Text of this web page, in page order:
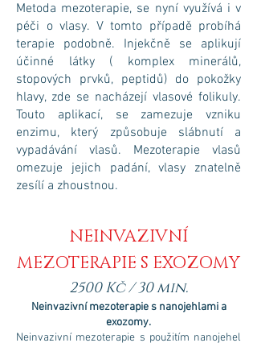
Metoda mezoterapie, se nyní využívá i v
péči o vlasy. V tomto případě probíhá
terapie podobně. Injekčně se aplikují
účinné látky ( komplex minerálů,
stopových prvků, peptidů) do pokožky
hlavy, zde se nacházejí vlasové folikuly.
Touto aplikací, se zamezuje vzniku
enzimu, který způsobuje slábnutí a
vypadávání vlasů. Mezoterapie vlasů
omezuje jejich padání, vlasy znatelně
zesílí a zhoustnou.
NEINVAZIVNÍ
MEZOTERAPIE S EXOZOMY
2500 Kč / 30 min.
Neinvazivní mezoterapie s nanojehlami a
exozomy.
Neinvazivní mezoterapie s použitím nanojehel